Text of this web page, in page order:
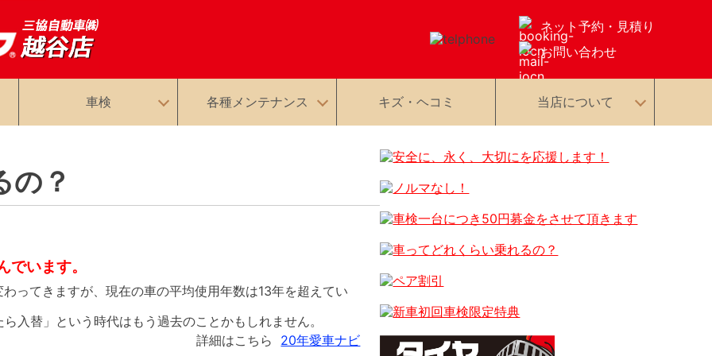
ネット予約・見積り
お問い合わせ
車検 各種メンテナンス キズ・ヘコミ 当店について
の？
います。
ってきますが、現在の車の平均使用年数は13年を超えてい
入替」という時代はもう過去のことかもしれません。
詳細はこちら
20年愛車ナビ